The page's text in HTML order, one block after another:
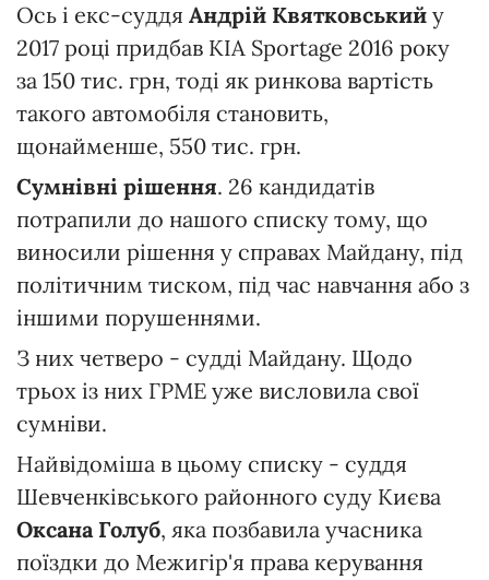
Ось і екс-суддя Андрій Квятковський у
2017 році придбав KIA Sportage 2016 року
за 150 тис. грн, тоді як ринкова вартість
такого автомобіля становить,
щонайменше, 550 тис. грн.
Сумнівні рішення. 26 кандидатів
потрапили до нашого списку тому, що
виносили рішення у справах Майдану, під
політичним тиском, під час навчання або з
іншими порушеннями.
З них четверо - судді Майдану. Щодо
трьох із них ГРМЕ уже висловила свої
сумніви.
Найвідоміша в цьому списку - суддя
Шевченківського районного суду Києва
Оксана Голуб, яка позбавила учасника
поїздки до Межигір'я права керування